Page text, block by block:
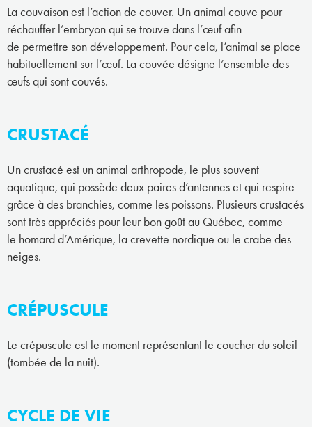
La couvaison est l’action de couver. Un animal couve pour
réchauffer l’embryon qui se trouve dans l’œuf afin
de permettre son développement. Pour cela, l’animal se place
habituellement sur l’œuf. La couvée désigne l’ensemble des
œufs qui sont couvés.
CRUSTACÉ
Un crustacé est un animal arthropode, le plus souvent
aquatique, qui possède deux paires d’antennes et qui respire
grâce à des branchies, comme les poissons. Plusieurs crustacés
sont très appréciés pour leur bon goût au Québec, comme
le homard d’Amérique, la crevette nordique ou le crabe des
neiges.
CRÉPUSCULE
Le crépuscule est le moment représentant le coucher du soleil
(tombée de la nuit).
CYCLE DE VIE